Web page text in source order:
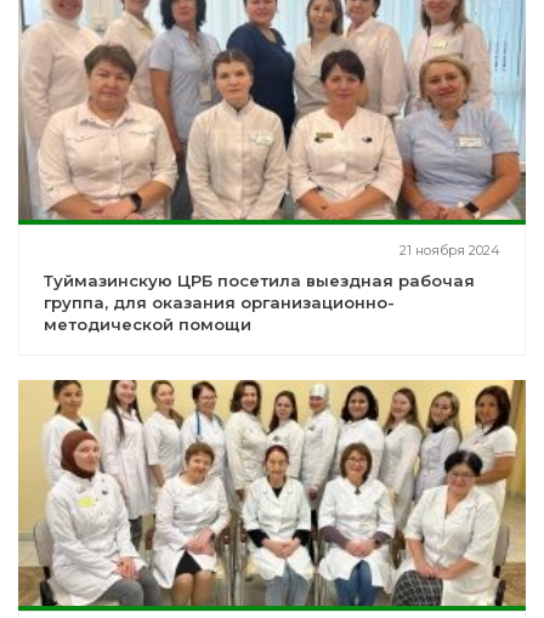
21 ноября 2024
Туймазинскую ЦРБ посетила выездная рабочая
группа, для оказания организационно-
методической помощи